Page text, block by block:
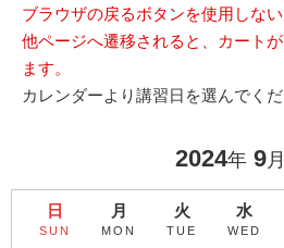
ブラウザの戻るボタンを使用しない
他ページへ遷移されると、カート
ます。
カレンダーより講習日を選んでくだ
2024年 9月
日
SUN
月
MON
火
TUE
水
WED